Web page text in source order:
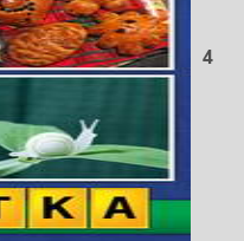
4